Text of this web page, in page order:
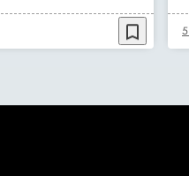
bookmark_border